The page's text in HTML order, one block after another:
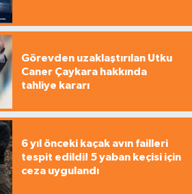
Görevden uzaklaştırılan Utku
Caner Çaykara hakkında
tahliye kararı
6 yıl önceki kaçak avın failleri
tespit edildi! 5 yaban keçisi için
ceza uygulandı